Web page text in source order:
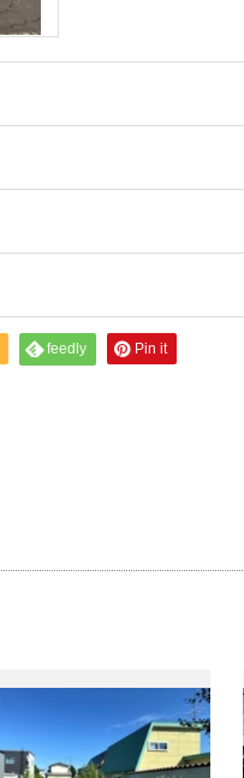
feedly Pin it